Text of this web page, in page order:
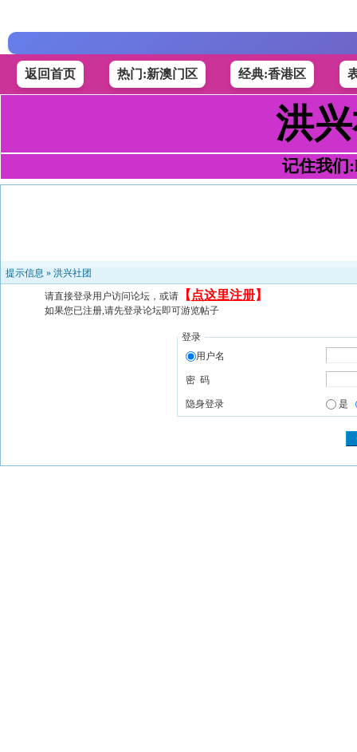
返回首页 热门:新澳门区 经典:香港区
洪
记住我们
提示信息 » 洪兴社团
请直接登录用户访问论坛，或请 【 点这里注册】
如果您已注册,请先登录论坛即可游览帖子
登录
用户名
密 码
隐身登录 是